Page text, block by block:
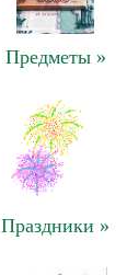
Предметы »
Праздники »